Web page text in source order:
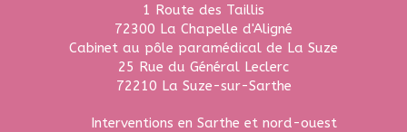
1 Route des Taillis
72300 La Chapelle d'Aligné
Cabinet au pôle paramédical de La Suze
25 Rue du Général Leclerc
72210 La Suze-sur-Sarthe
Interventions en Sarthe et nord-ouest